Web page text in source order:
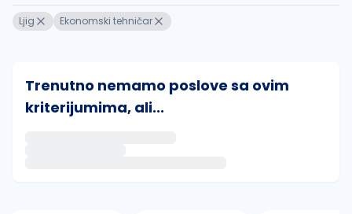
Ljig Ekonomski tehničar
Trenutno nemamo poslove sa ovim
kriterijumima, ali...